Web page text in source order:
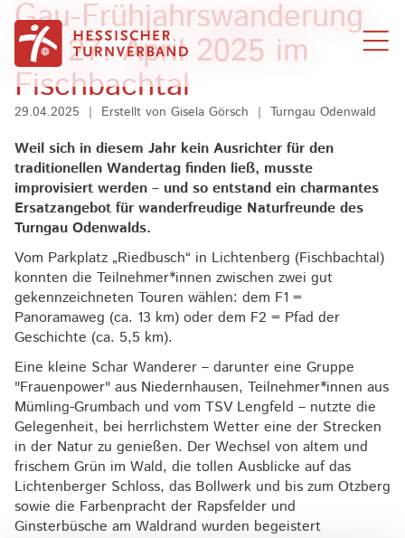
Zum Inhalt springen
Gau-Frühjahrswanderung
am 27. April 2025 im
Fischbachtal
29.04.2025 | Erstellt von Gisela Görsch | Turngau Odenwald
Weil sich in diesem Jahr kein Ausrichter für den
traditionellen Wandertag finden ließ, musste
improvisiert werden – und so entstand ein charmantes
Ersatzangebot für wanderfreudige Naturfreunde des
Turngau Odenwalds.
Vom Parkplatz „Riedbusch“ in Lichtenberg (Fischbachtal)
konnten die Teilnehmer*innen zwischen zwei gut
gekennzeichneten Touren wählen: dem F1 =
Panoramaweg (ca. 13 km) oder dem F2 = Pfad der
Geschichte (ca. 5,5 km).
Eine kleine Schar Wanderer – darunter eine Gruppe
"Frauenpower" aus Niedernhausen, Teilnehmer*innen aus
Mümling-Grumbach und vom TSV Lengfeld – nutzte die
Gelegenheit, bei herrlichstem Wetter eine der Strecken
in der Natur zu genießen. Der Wechsel von altem und
frischem Grün im Wald, die tollen Ausblicke auf das
Lichtenberger Schloss, das Bollwerk und bis zum Otzberg
sowie die Farbenpracht der Rapsfelder und
Ginsterbüsche am Waldrand wurden begeistert